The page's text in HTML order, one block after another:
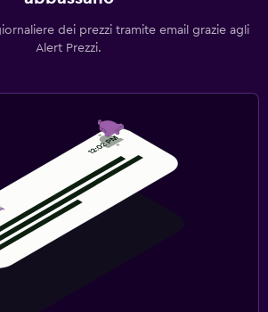
dei prezzi tramite email grazie agli
Alert Prezzi.